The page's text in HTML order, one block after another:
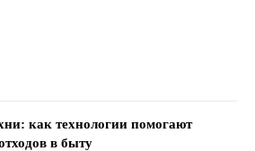
как технологии помогают
в быту